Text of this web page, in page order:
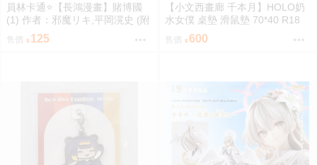
員林卡通⭐️【長鴻漫畫】賭博國
(1) 作者：邪魔リキ,平岡滉史 (附
尼采書套)
125
【小文西畫廊 千本月】HOLO奶
水女僕 桌墊 滑鼠墊 70*40 R18
夏色祭 馬自立 拉普拉斯 總帥 山
田 噶嗚·古拉 Gawr Gura 古石碧
600